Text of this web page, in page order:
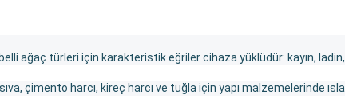
ağaç türleri için karakteristik eğriler cihaza yüklüdür: kayın,
çimento harcı, kireç harcı ve tuğla için yapı malzemelerinde